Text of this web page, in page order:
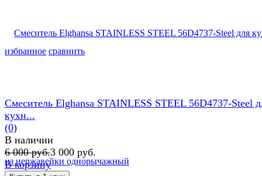
избранное сравнить
Смеситель Elghansa STAINLESS STEEL 56D4737-Steel
кухн...
(0)
В наличии
6 000 руб.3 000 руб.
В корзину